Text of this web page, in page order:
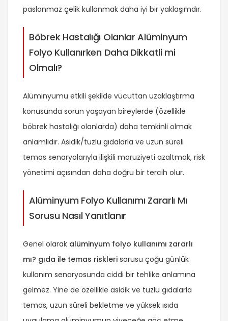
paslanmaz çelik kullanmak daha iyi bir yaklaşımdır.
Böbrek Hastalığı Olanlar Alüminyum
Folyo Kullanırken Daha Dikkatli mi
Olmalı?
Alüminyumu etkili şekilde vücuttan uzaklaştırma
konusunda sorun yaşayan bireylerde (özellikle
böbrek hastalığı olanlarda) daha temkinli olmak
anlamlıdır. Asidik/tuzlu gıdalarla ve uzun süreli
temas senaryolarıyla ilişkili maruziyeti azaltmak, risk
yönetimi açısından daha doğru bir tercih olur.
Alüminyum Folyo Kullanımı Zararlı Mı
Sorusu Nasıl Yanıtlanır
Genel olarak alüminyum folyo kullanımı zararlı
mı? gıda ile temas riskleri sorusu çoğu günlük
kullanım senaryosunda ciddi bir tehlike anlamına
gelmez. Yine de özellikle asidik ve tuzlu gıdalarla
temas, uzun süreli bekletme ve yüksek ısıda